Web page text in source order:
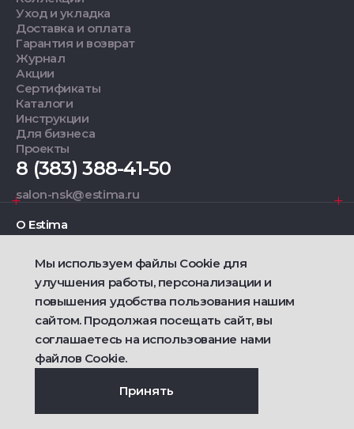
Уход и укладка
Доставка и оплата
Гарантия и возврат
Журнал
Акции
Сертификаты
Каталоги
Инструкции
Для бизнеса
Проекты
8 (383) 388-41-50
salon-nsk@estima.ru
О Estima
Дизайнерам
Фирменные салоны
2021 — 2026 © Estima
Политика конфиденциальности
Договор публичной оферты о продаже товаров
Ametist IT
Мы используем файлы Cookie для
улучшения работы, персонализации и
повышения удобства пользования нашим
сайтом. Продолжая посещать сайт, вы
соглашаетесь на использование нами
файлов Cookie.
Принять